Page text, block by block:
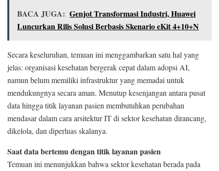
BACA JUGA: Genjot Transformasi Industri, Huawei
Luncurkan Rilis Solusi Berbasis Skenario eKit 4+10+N
Secara keseluruhan, temuan ini menggambarkan satu hal yang
jelas: organisasi kesehatan bergerak cepat dalam adopsi AI,
namun belum memiliki infrastruktur yang memadai untuk
mendukungnya secara aman. Menutup kesenjangan antara pusat
data hingga titik layanan pasien membutuhkan perubahan
mendasar dalam cara arsitektur IT di sektor kesehatan dirancang,
dikelola, dan diperluas skalanya.
Saat data bertemu dengan titik layanan pasien
Temuan ini menunjukkan bahwa sektor kesehatan berada pada